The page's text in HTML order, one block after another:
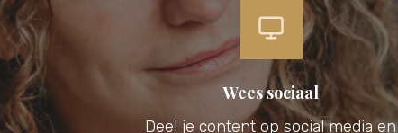
Wees sociaal
Deel je content op social media en